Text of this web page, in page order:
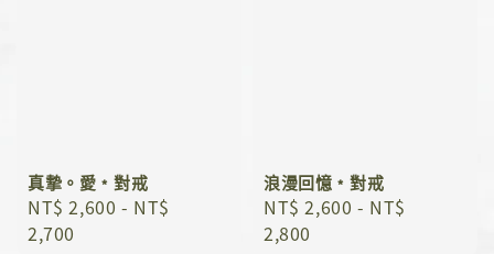
真摯。愛﹡對戒
Regular
price
NT$ 2,600 - NT$
2,700
浪漫回憶﹡對戒
Regular
price
NT$ 2,600 - NT$
2,800